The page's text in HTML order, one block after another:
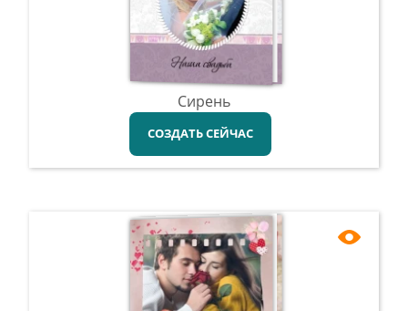
Сирень
СОЗДАТЬ СЕЙЧАС